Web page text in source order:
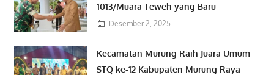
1013/Muara Teweh yang Baru
Desember 2, 2025
Kecamatan Murung Raih Juara Umum
STQ ke-12 Kabupaten Murung Raya